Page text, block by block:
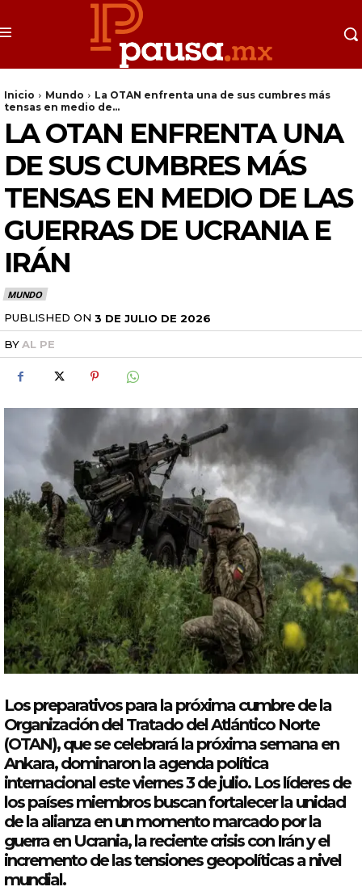
Inicio Mundo
La OTAN enfrenta una de sus cumbres más
tensas en medio de...
LA OTAN ENFRENTA UNA
DE SUS CUMBRES MÁS
TENSAS EN MEDIO DE LAS
GUERRAS DE UCRANIA E
IRÁN
MUNDO
PUBLISHED ON 3 DE JULIO DE 2026
BYAL PE
Los preparativos para la próxima cumbre de la
Organización del Tratado del Atlántico Norte
(OTAN), que se celebrará la próxima semana en
Ankara, dominaron la agenda política
internacional este viernes 3 de julio. Los líderes de
los países miembros buscan fortalecer la unidad
de la alianza en un momento marcado por la
guerra en Ucrania, la reciente crisis con Irány el
incremento delastensiones geopolíticas a nivel
mundial.